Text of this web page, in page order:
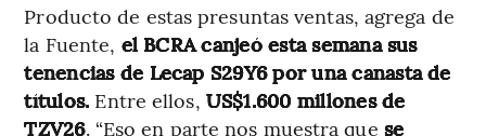
Producto de estas presuntas ventas, agrega de
la Fuente, el BCRA canjeó esta semana sus
tenencias de Lecap S29Y6 por una canasta de
títulos. Entre ellos, US$1.600 millones de
TZV26. “Eso en parte nos muestra que se